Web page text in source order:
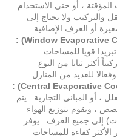
، أو حتى الاستخدام
والتركيب ولا يحتاج إلى
أو الغرف الإضافية .
قويا للمساحات
أكثر ثباتا من النوع
للعديد من المنازل .
، أو المباني التجارية . يتم
، ويقوم بتوزيع الهواء
إلى جميع الغرف . يوفر
الأكثر كفاءة للمساحات